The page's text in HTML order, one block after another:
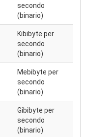
secondo
(binario)
Kibibyte per
secondo
(binario)
Mebibyte per
secondo
(binario)
Gibibyte per
secondo
(binario)